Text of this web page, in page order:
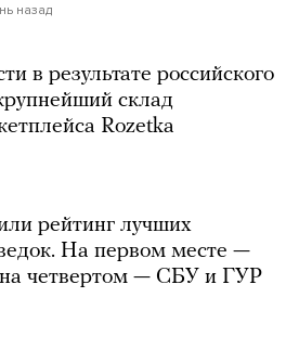
назад
в результате российского
склад
Rozetka
рейтинг лучших
На первом месте —
четвертом — СБУ и ГУР